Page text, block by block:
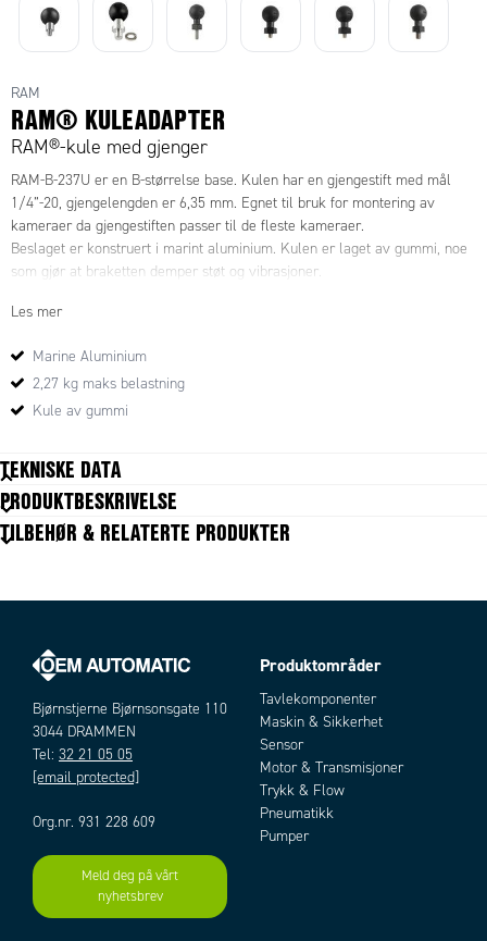
RAM
RAM® KULEADAPTER
RAM®-kule med gjenger
RAM-B-237U er en B-størrelse base. Kulen har en gjengestift med mål
1/4”-20, gjengelengden er 6,35 mm. Egnet til bruk for montering av
kameraer da gjengestiften passer til de fleste kameraer.
Beslaget er konstruert i marint aluminium. Kulen er laget av gummi, noe
som gjør at braketten demper støt og vibrasjoner.
Les mer
Marine Aluminium
2,27 kg maks belastning
Kule av gummi
TEKNISKE DATA
Størrelse serie B (1")
PRODUKTBESKRIVELSE
TILBEHØR & RELATERTE PRODUKTER
Add to existing cart row
Bjørnstjerne Bjørnsonsgate 110
3044 DRAMMEN
Tel: 32 21 05 05
[email protected]
Org.nr. 931 228 609
Meld deg på vårt
nyhetsbrev
Produktområder
Tavlekomponenter
Maskin & Sikkerhet
Sensor
Motor & Transmisjoner
Trykk & Flow
Pneumatikk
Pumper